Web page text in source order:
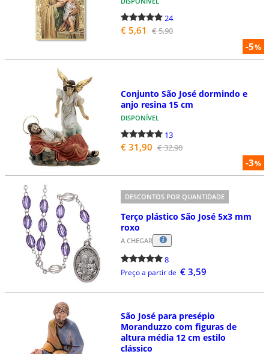
-5%
24
€ 5,61 € 5,90
-3%
Conjunto São José dormindo e
anjo resina 15 cm
DISPONÍVEL
13
€ 31,90 € 32,90
DESCONTOS POR QUANTIDADE
Terço plástico São José 5x3 mm
roxo
A CHEGAR
8
Preço a partir de € 3,59
São José para presépio
Moranduzzo com figuras de
altura média 12 cm estilo
clássico